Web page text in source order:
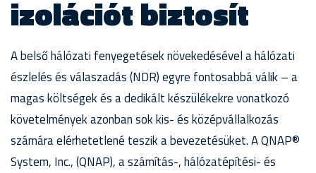
izolációt biztosít
A belső hálózati fenyegetések növekedésével a hálózati
észlelés és válaszadás (NDR) egyre fontosabbá válik – a
magas költségek és a dedikált készülékekre vonatkozó
követelmények azonban sok kis- és középvállalkozás
számára elérhetetlené teszik a bevezetésüket. A QNAP®
System, Inc., (QNAP), a számítás-, hálózatépítési- és